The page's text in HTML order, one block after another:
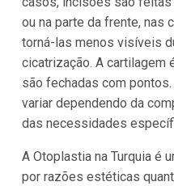
ou na parte da frente, nas
torná-las menos visíveis
cicatrização. A cartilagem
são fechadas com
variar dependendo da
das necessidades
A Otoplastia na Turquia é
por razões estéticas